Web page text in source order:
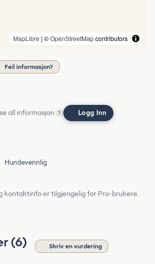
MapLibre | ©OpenStreetMapcontributors
Feil informasjon?
all informasjon ? Logg Inn
Hundevennlig
kontaktinfo er tilgjengelig for Pro-brukere.
(6) Skriv en vurdering